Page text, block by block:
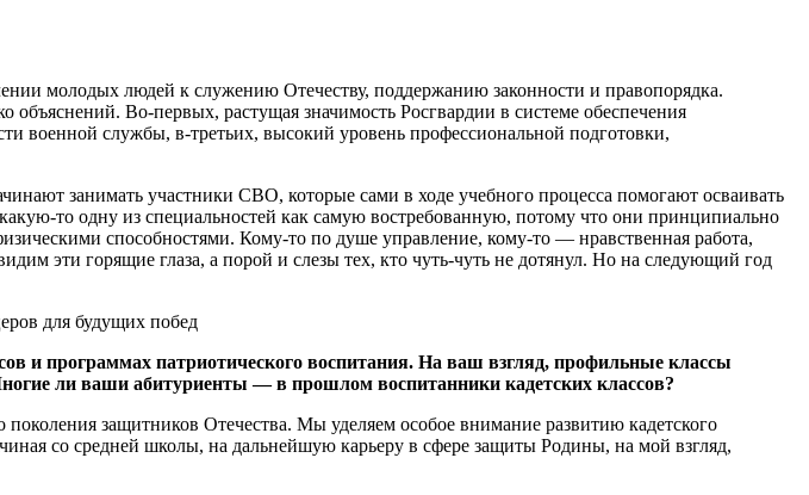
молодых людей к служению Отечеству, поддержанию законности и правопорядка.
объяснений. Во-первых, растущая значимость Росгвардии в системе обеспечения
военной службы, в-третьих, высокий уровень профессиональной подготовки,
занимать участники СВО, которые сами в ходе учебного процесса помогают осваивать
то одну из специальностей как самую востребованную, потому что они принципиально
способностями. Кому-то по душе управление, кому-то — нравственная работа,
эти горящие глаза, а порой и слезы тех, кто чуть-чуть не дотянул. Но на следующий год
и программах патриотического воспитания. На ваш взгляд, профильные классы
ли ваши абитуриенты — в прошлом воспитанники кадетских классов?
защитников Отечества. Мы уделяем особое внимание развитию кадетского
со средней школы, на дальнейшую карьеру в сфере защиты Родины, на мой взгляд,